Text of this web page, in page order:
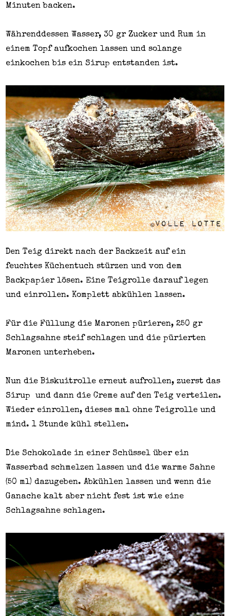
Minuten backen.
Währenddessen Wasser, 30 gr Zucker und Rum in
einem Topf aufkochen lassen und solange
einkochen bis ein Sirup entstanden ist.
Den Teig direkt nach der Backzeit auf ein
feuchtes Küchentuch stürzen und von dem
Backpapier lösen. Eine Teigrolle darauf legen
und einrollen. Komplett abkühlen lassen.
Für die Füllung die Maronen pürieren, 250 gr
Schlagsahne steif schlagen und die pürierten
Maronen unterheben.
Nun die Biskuitrolle erneut aufrollen, zuerst das
Sirup und dann die Creme auf den Teig verteilen.
Wieder einrollen, dieses mal ohne Teigrolle und
mind. 1 Stunde kühl stellen.
Die Schokolade in einer Schüssel über ein
Wasserbad schmelzen lassen und die warme Sahne
(50 ml) dazugeben. Abkühlen lassen und wenn die
Ganache kalt aber nicht fest ist wie eine
Schlagsahne schlagen.